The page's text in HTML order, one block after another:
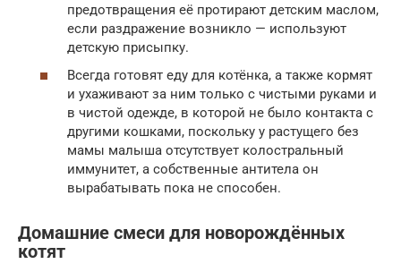
предотвращения её протирают детским маслом,
если раздражение возникло — используют
детскую присыпку.
Всегда готовят еду для котёнка, а также кормят
и ухаживают за ним только с чистыми руками и
в чистой одежде, в которой не было контакта с
другими кошками, поскольку у растущего без
мамы малыша отсутствует колостральный
иммунитет, а собственные антитела он
вырабатывать пока не способен.
Домашние смеси для новорождённых
котят